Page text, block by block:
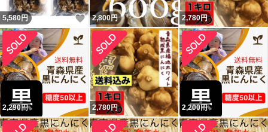
5,580円 いいね！
2,800円 2,780円
2,290円 2,780円 2,200円